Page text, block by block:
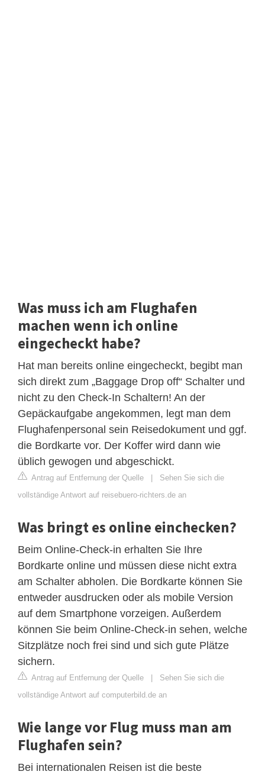
Was muss ich am Flughafen
machen wenn ich online
eingecheckt habe?
Hat man bereits online eingecheckt, begibt man
sich direkt zum „Baggage Drop off“ Schalter und
nicht zu den Check-In Schaltern! An der
Gepäckaufgabe angekommen, legt man dem
Flughafenpersonal sein Reisedokument und ggf.
die Bordkarte vor. Der Koffer wird dann wie
üblich gewogen und abgeschickt.
Antrag auf Entfernung der Quelle | Sehen Sie sich die
vollständige Antwort auf reisebuero-richters.de an
Was bringt es online einchecken?
Beim Online-Check-in erhalten Sie Ihre
Bordkarte online und müssen diese nicht extra
am Schalter abholen. Die Bordkarte können Sie
entweder ausdrucken oder als mobile Version
auf dem Smartphone vorzeigen. Außerdem
können Sie beim Online-Check-in sehen, welche
Sitzplätze noch frei sind und sich gute Plätze
sichern.
Antrag auf Entfernung der Quelle | Sehen Sie sich die
vollständige Antwort auf computerbild.de an
Wie lange vor Flug muss man am
Flughafen sein?
Bei internationalen Reisen ist die beste